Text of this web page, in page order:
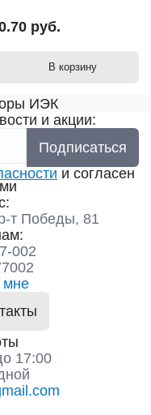
руб.
В корзину
ИЭК
и акции:
Подписаться
и согласен
т Победы, 81
002
мне
17:00